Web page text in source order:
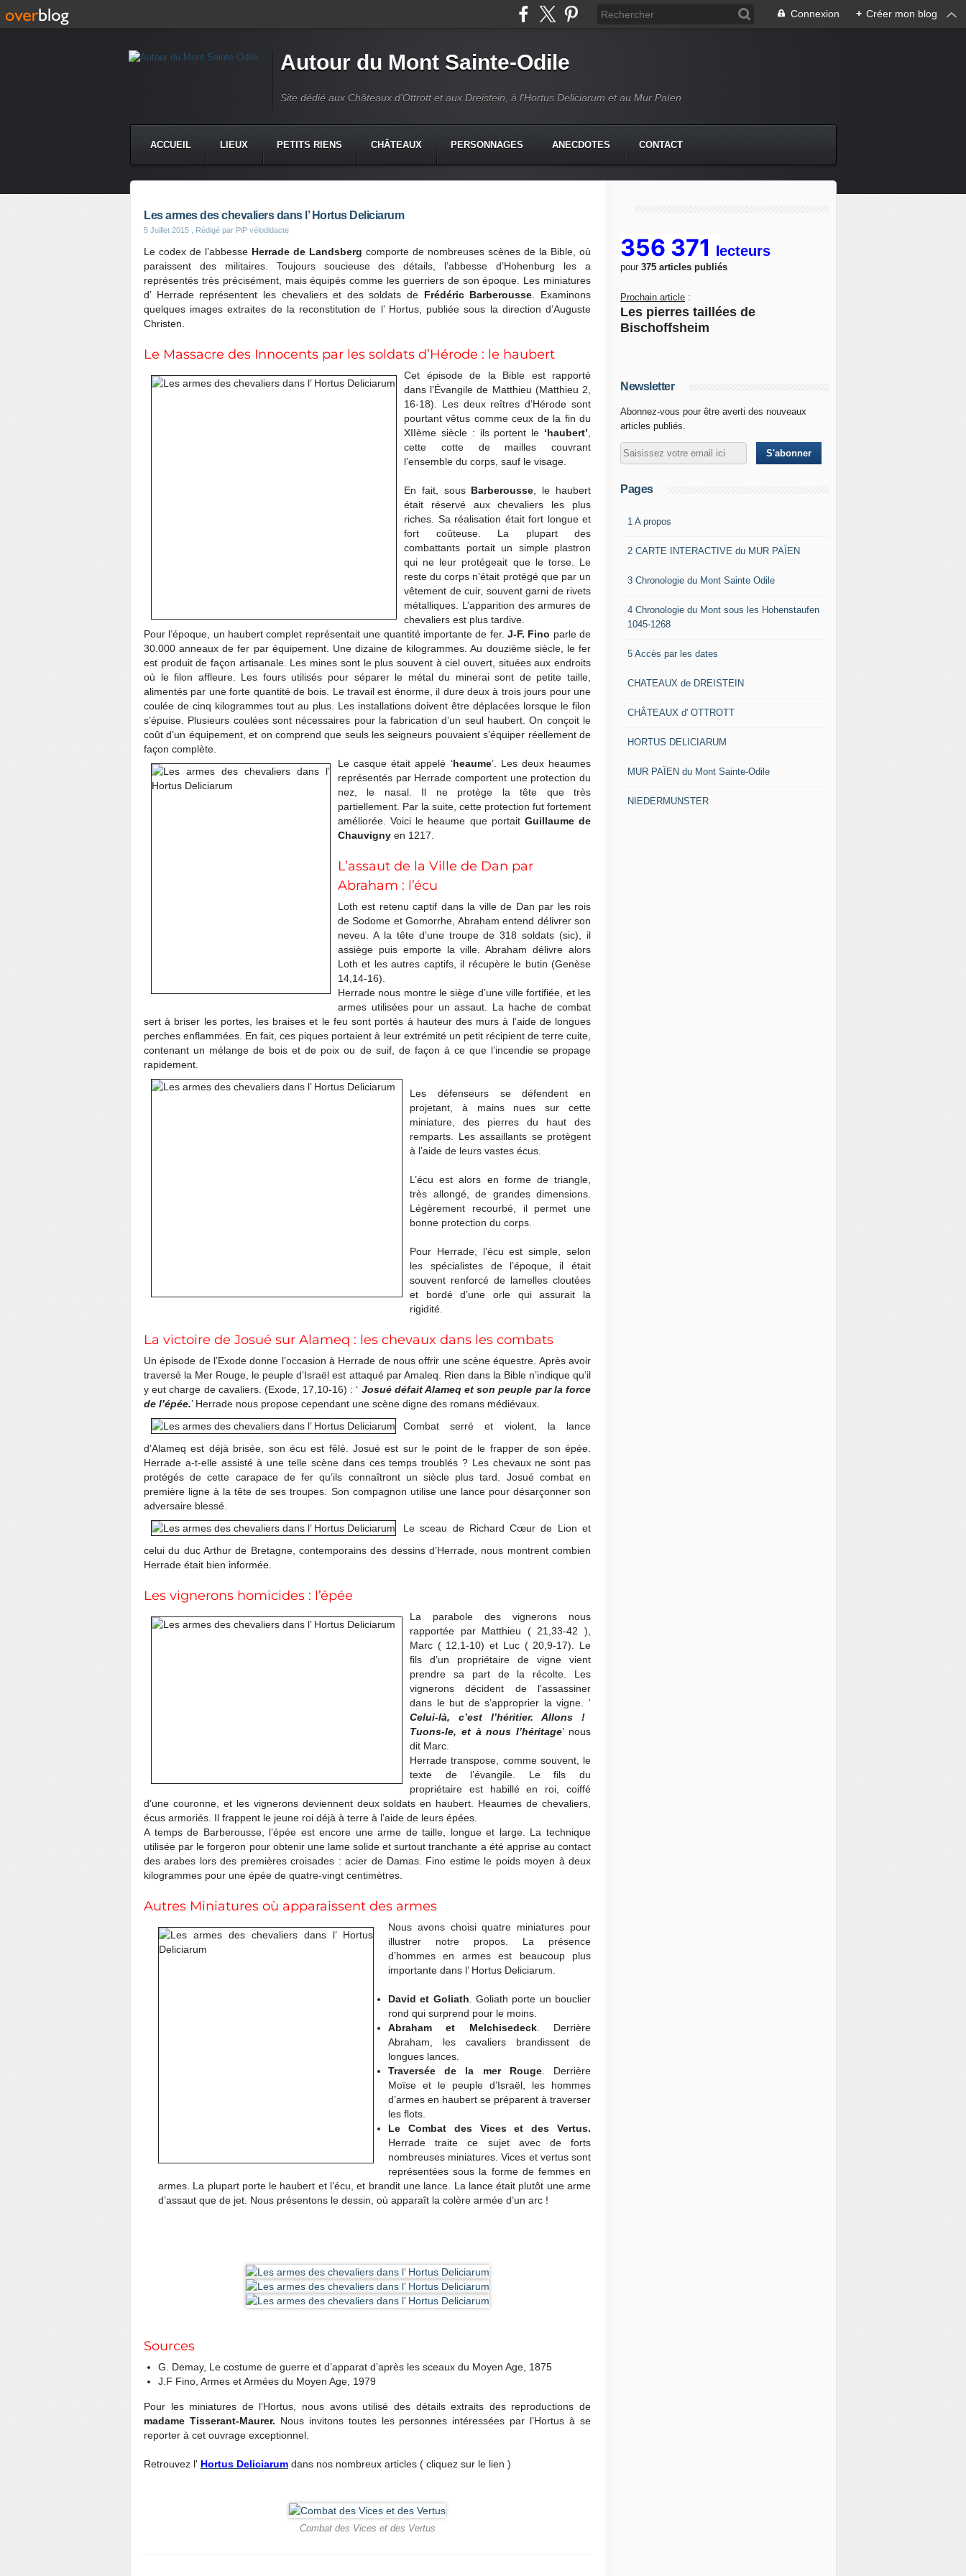
Connexion + Créer mon blog
Autour du Mont Sainte-Odile
Site dédié aux Châteaux d'Ottrott et aux Dreistein, à l'Hortus Deliciarum et au Mur Païen
ACCUEIL LIEUX PETITS RIENS CHÂTEAUX PERSONNAGES ANECDOTES CONTACT
Les armes des chevaliers dans l’ Hortus Deliciarum
5 Juillet 2015 , Rédigé par PiP vélodidacte
Le codex de l’abbesse Herrade de Landsberg comporte de nombreuses scènes de la Bible, où
paraissent des militaires. Toujours soucieuse des détails, l’abbesse d’Hohenburg les a
représentés très précisément, mais équipés comme les guerriers de son époque. Les miniatures
d’ Herrade représentent les chevaliers et des soldats de Frédéric Barberousse . Examinons
quelques images extraites de la reconstitution de l’ Hortus, publiée sous la direction d’Auguste
Christen.
Le Massacre des Innocents par les soldats d’Hérode : le haubert
Cet épisode de la Bible est rapporté
dans l’Évangile de Matthieu (Matthieu 2,
16-18). Les deux reîtres d’Hérode sont
pourtant vêtus comme ceux de la fin du
XIIème siècle : ils portent le ‘haubert’
cette cotte de mailles couvrant
l’ensemble du corps, sauf le visage.
En fait, sous Barberousse , le haubert
était réservé aux chevaliers les plus
riches. Sa réalisation était fort longue et
fort coûteuse. La plupart des
combattants portait un simple plastron
qui ne leur protégeait que le torse. Le
reste du corps n’était protégé que par un
vêtement de cuir, souvent garni de rivets
métalliques. L’apparition des armures de
chevaliers est plus tardive.
Pour l’époque, un haubert complet représentait une quantité importante de fer. J-F. Fino parle de
30.000 anneaux de fer par équipement. Une dizaine de kilogrammes. Au douzième siècle, le fer
est produit de façon artisanale. Les mines sont le plus souvent à ciel ouvert, situées aux endroits
où le filon affleure. Les fours utilisés pour séparer le métal du minerai sont de petite taille,
alimentés par une forte quantité de bois. Le travail est énorme, il dure deux à trois jours pour une
coulée de cinq kilogrammes tout au plus. Les installations doivent être déplacées lorsque le filon
s’épuise. Plusieurs coulées sont nécessaires pour la fabrication d’un seul haubert. On conçoit le
coût d’un équipement, et on comprend que seuls les seigneurs pouvaient s’équiper réellement de
façon complète.
Le casque était appelé ‘heaume’. Les deux heaumes
représentés par Herrade comportent une protection du
nez, le nasal. Il ne protège la tête que très
partiellement. Par la suite, cette protection fut fortement
améliorée. Voici le heaume que portait Guillaume de
Chauvigny en 1217.
L’assaut de la Ville de Dan par
Abraham : l’écu
Loth est retenu captif dans la ville de Dan par les rois
de Sodome et Gomorrhe, Abraham entend délivrer son
neveu. A la tête d’une troupe de 318 soldats (sic), il
assiège puis emporte la ville. Abraham délivre alors
Loth et les autres captifs, il récupère le butin (Genèse
14,14-16).
Herrade nous montre le siège d’une ville fortifiée, et les
armes utilisées pour un assaut. La hache de combat
sert à briser les portes, les braises et le feu sont portés à hauteur des murs à l’aide de longues
perches enflammées. En fait, ces piques portaient à leur extrémité un petit récipient de terre cuite,
contenant un mélange de bois et de poix ou de suif, de façon à ce que l’incendie se propage
rapidement.
Les défenseurs se défendent en
projetant, à mains nues sur cette
miniature, des pierres du haut des
remparts. Les assaillants se protègent
à l’aide de leurs vastes écus.
L’écu est alors en forme de triangle,
très allongé, de grandes dimensions.
Légèrement recourbé, il permet une
bonne protection du corps.
Pour Herrade, l’écu est simple, selon
les spécialistes de l’époque, il était
souvent renforcé de lamelles cloutées
et bordé d’une orle qui assurait la
rigidité.
La victoire de Josué sur Alameq : les chevaux dans les combats
Un épisode de l’Exode donne l’occasion à Herrade de nous offrir une scène équestre. Après avoir
traversé la Mer Rouge, le peuple d’Israël est attaqué par Amaleq. Rien dans la Bible n’indique qu’il
y eut charge de cavaliers. (Exode, 17,10-16) : ‘ Josué défait Alameq et son peuple par la force
de l’épée.’ Herrade nous propose cependant une scène digne des romans médiévaux.
Combat serré et violent, la lance
d’Alameq est déjà brisée, son écu est fêlé. Josué est sur le point de le frapper de son épée.
Herrade a-t-elle assisté à une telle scène dans ces temps troublés ? Les chevaux ne sont pas
protégés de cette carapace de fer qu’ils connaîtront un siècle plus tard. Josué combat en
première ligne à la tête de ses troupes. Son compagnon utilise une lance pour désarçonner son
adversaire blessé.
Le sceau de Richard Cœur de Lion et
celui du duc Arthur de Bretagne, contemporains des dessins d’Herrade, nous montrent combien
Herrade était bien informée.
Les vignerons homicides : l’épée
La parabole des vignerons nous
rapportée par Matthieu ( 21,33-42 ),
Marc ( 12,1-10) et Luc ( 20,9-17). Le
fils d’un propriétaire de vigne vient
prendre sa part de la récolte. Les
vignerons décident de l’assassiner
dans le but de s’approprier la vigne. ‘
Celui-là, c’est l’héritier. Allons !
Tuons-le, et à nous l’héritage’ nous
dit Marc.
Herrade transpose, comme souvent, le
texte de l’évangile. Le fils du
propriétaire est habillé en roi, coiffé
d’une couronne, et les vignerons deviennent deux soldats en haubert. Heaumes de chevaliers,
écus armoriés. Il frappent le jeune roi déjà à terre à l’aide de leurs épées.
A temps de Barberousse, l’épée est encore une arme de taille, longue et large. La technique
utilisée par le forgeron pour obtenir une lame solide et surtout tranchante a été apprise au contact
des arabes lors des premières croisades : acier de Damas. Fino estime le poids moyen à deux
kilogrammes pour une épée de quatre-vingt centimètres.
Autres Miniatures où apparaissent des armes
Nous avons choisi quatre miniatures pour
illustrer notre propos. La présence
d’hommes en armes est beaucoup plus
importante dans l’ Hortus Deliciarum.
David et Goliath . Goliath porte un bouclier
rond qui surprend pour le moins.
Abraham et Melchisedeck. Derrière
Abraham, les cavaliers brandissent de
longues lances.
Traversée de la mer Rouge. Derrière
Moïse et le peuple d’Israël, les hommes
d’armes en haubert se préparent à traverser
les flots.
Le Combat des Vices et des Vertus.
Herrade traite ce sujet avec de forts
nombreuses miniatures. Vices et vertus sont
représentées sous la forme de femmes en
armes. La plupart porte le haubert et l’écu, et brandit une lance. La lance était plutôt une arme
d’assaut que de jet. Nous présentons le dessin, où apparaît la colère armée d’un arc !
Sources
G. Demay, Le costume de guerre et d’apparat d’après les sceaux du Moyen Age, 1875
J.F Fino, Armes et Armées du Moyen Age, 1979
Pour les miniatures de l’Hortus, nous avons utilisé des détails extraits des reproductions de
madame Tisserant-Maurer. Nous invitons toutes les personnes intéressées par l’Hortus à se
reporter à cet ouvrage exceptionnel.
Retrouvez l' Hortus Deliciarum dans nos nombreux articles ( cliquez sur le lien )
Combat des Vices et des Vertus
356 371 lecteurs
pour 375 articles publiés
Prochain article :
Les pierres taillées de
Bischoffsheim
Newsletter
Abonnez-vous pour être averti des nouveaux
articles publiés.
Pages
1 A propos
2 CARTE INTERACTIVE du MUR PAÏEN
3 Chronologie du Mont Sainte Odile
4 Chronologie du Mont sous les Hohenstaufen
1045-1268
5 Accès par les dates
CHATEAUX de DREISTEIN
CHÂTEAUX d' OTTROTT
HORTUS DELICIARUM
MUR PAÏEN du Mont Sainte-Odile
NIEDERMUNSTER